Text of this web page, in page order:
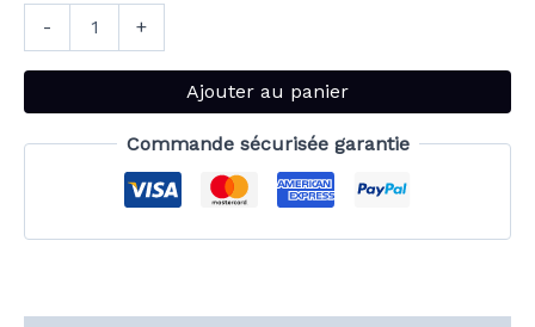
- +
Ajouter au panier
Commande sécurisée garantie